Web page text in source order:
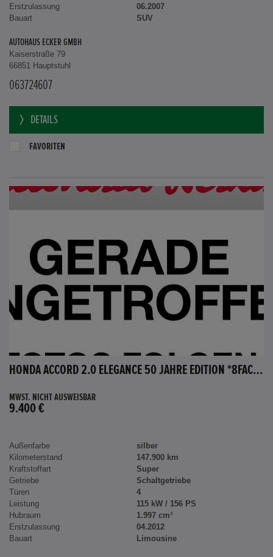
Erstzulassung
06.2007
Bauart
SUV
AUTOHAUS ECKER GMBH
Kaiserstraße 79
66851 Hauptstuhl
063724607
DETAILS
FAVORITEN
HONDA ACCORD 2.0 ELEGANCE 50 JAHRE EDITION *8FACH BEREIFT*
MWST. NICHT AUSWEISBAR
9.400 €
Außenfarbe
silber
Kilometerstand
147.900 km
Kraftstoffart
Super
Getriebe
Schaltgetriebe
Türen
4
Leistung
115 kW / 156 PS
Hubraum
1.997 cm³
Erstzulassung
04.2012
Bauart
Limousine